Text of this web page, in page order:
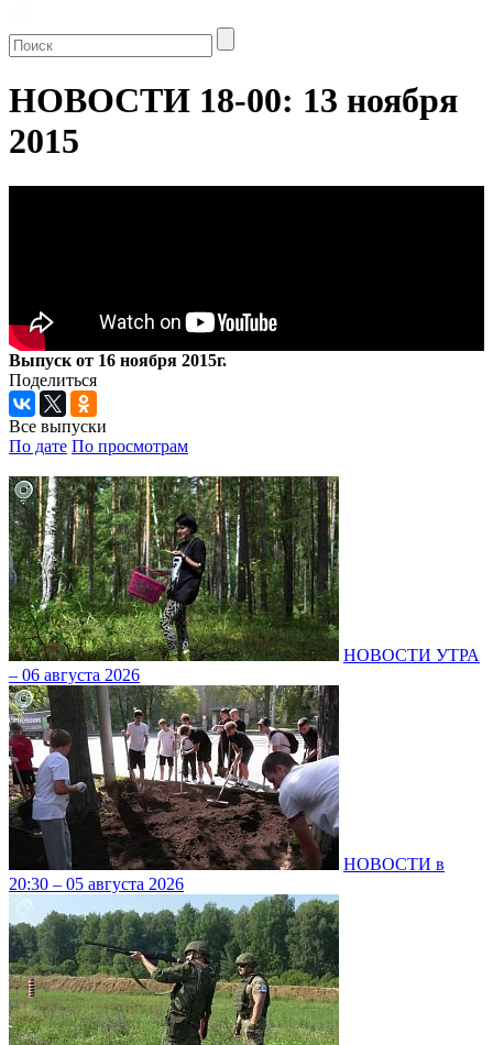
НОВОСТИ 18-00: 13 ноября
2015
Выпуск от 16 ноября 2015г.
Поделиться
Все выпуски
По дате По просмотрам
НОВОСТИ УТРА
– 06 августа 2026
НОВОСТИ в
20:30 – 05 августа 2026